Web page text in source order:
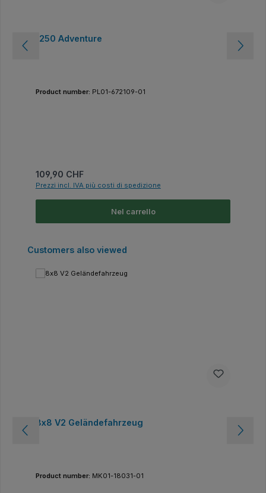
1250 Adventure
Product number: PL01-672109-01
Prezzo normale:
109,90 CHF
Prezzi incl. IVA più costi di spedizione
Nel carrello
Salta la galleria dei prodotti
Customers also viewed
8x8 V2 Geländefahrzeug
Product number: MK01-18031-01